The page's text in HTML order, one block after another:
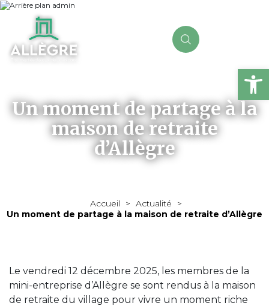
Un moment de partage à la
maison de retraite
d’Allègre
Accueil > Actualité
>
Un moment de partage à la maison de retraite d’Allègre
Le vendredi 12 décembre 2025, les membres de la
mini-entreprise d’Allègre se sont rendus à la maison
de retraite du village pour vivre un moment riche